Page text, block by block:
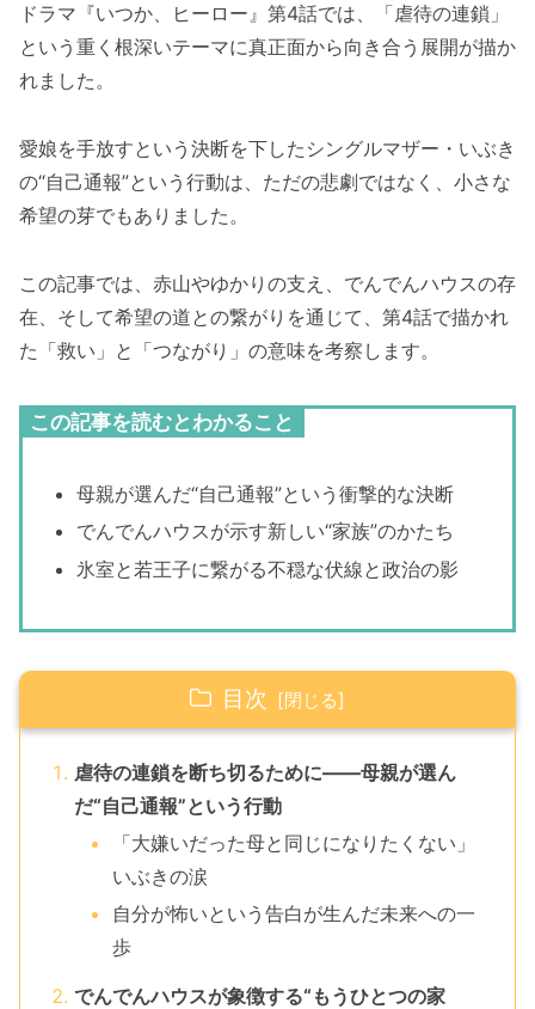
ドラマ『いつか、ヒーロー』第4話では、「虐待の連鎖」
という重く根深いテーマに真正面から向き合う展開が描か
れました。
愛娘を手放すという決断を下したシングルマザー・いぶき
の“自己通報”という行動は、ただの悲劇ではなく、小さな
希望の芽でもありました。
この記事では、赤山やゆかりの支え、でんでんハウスの存
在、そして希望の道との繋がりを通じて、第4話で描かれ
た「救い」と「つながり」の意味を考察します。
この記事を読むとわかること
母親が選んだ“自己通報”という衝撃的な決断
でんでんハウスが示す新しい“家族”のかたち
氷室と若王子に繋がる不穏な伏線と政治の影
目次
虐待の連鎖を断ち切るために――母親が選ん
だ“自己通報”という行動
「大嫌いだった母と同じになりたくない」
いぶきの涙
自分が怖いという告白が生んだ未来への一
歩
でんでんハウスが象徴する“もうひとつの家